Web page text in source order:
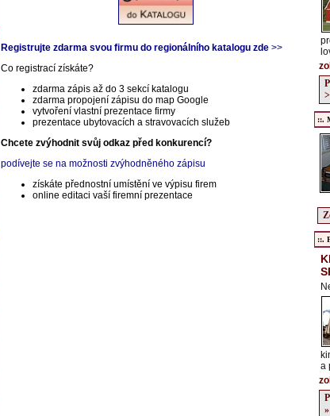
Registrujte zdarma svou firmu do regionálního katalogu zde >>
Co registrací získáte?
zdarma zápis až do 3 sekcí katalogu
zdarma propojení zápisu do map Google
vytvoření vlastní prezentace firmy
prezentace ubytovacích a stravovacích služeb
Chcete zvýhodnit svůj odkaz před konkurencí?
podívejte se na možnosti zvýhodněného zápisu
získáte přednostní umístění ve výpisu firem
online editaci vaší firemní prezentace
::.
::.
a
»